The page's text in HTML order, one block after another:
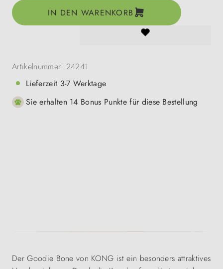
IN DEN WARENKORB
Artikelnummer: 24241
Lieferzeit 3-7 Werktage
Sie erhalten 14 Bonus Punkte für diese Bestellung
Der Goodie Bone von KONG ist ein besonders attraktives